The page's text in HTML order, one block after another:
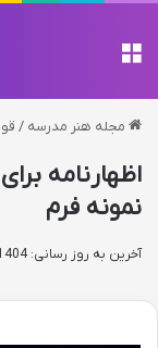
مجله هنر مدرسه /
اظهارنامه
نمونه فرم
آخرین به روز رسانی: 09/08/1404